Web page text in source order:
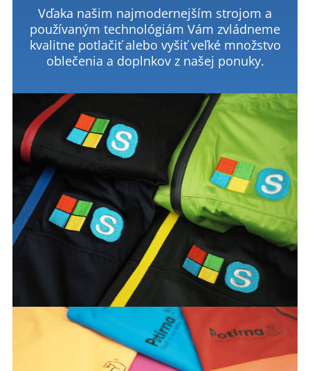
Vďaka našim najmodernejším strojom a
používaným technológiám Vám zvládneme
kvalitne potlačiť alebo vyšiť veľké množstvo
oblečenia a doplnkov z našej ponuky.